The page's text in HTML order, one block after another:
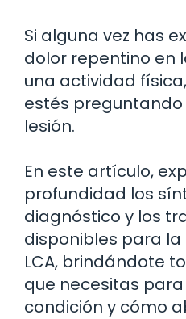
Si alguna vez has
dolor repentino en
una actividad
estés preguntando
lesión.
En este artículo,
profundidad los
diagnóstico y los
disponibles para
LCA, brindándote
que necesitas
condición y cómo